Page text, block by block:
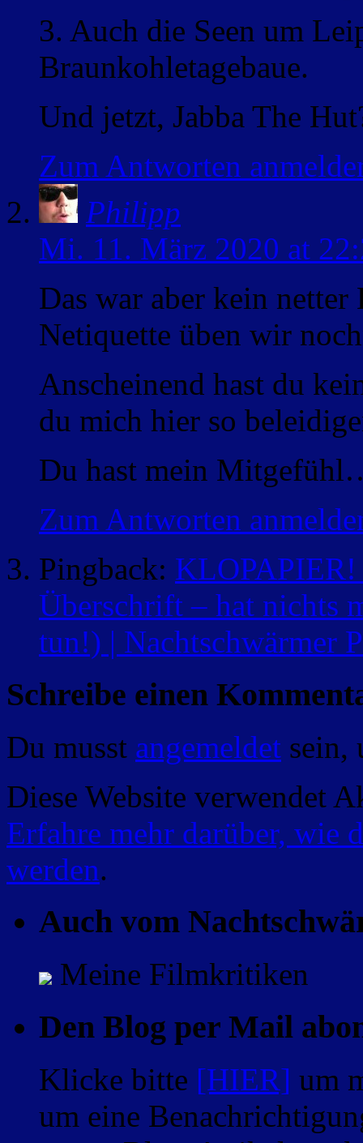
3. Auch die Seen um
Braunkohletagebaue.
Und jetzt, Jabba The
Zum Antworten
Philipp
Mi. 11. März 2020 at
Das war aber kein
Netiquette üben wir
Anscheinend hast du
du mich hier so
Du hast mein
Zum Antworten
Pingback: KLOPAPIER!
Überschrift – hat nichts
tun!) | Nachtschwärmer
Schreibe einen
Du musst angemeldet sein,
Diese Website verwendet
Erfahre mehr darüber, wie
werden.
Auch vom
Meine Filmkritiken
Den Blog per Mail
Klicke bitte [HIER] um
um eine